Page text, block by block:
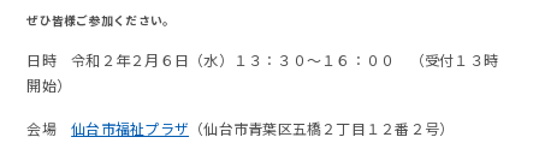
ぜひ皆様ご参加ください。
日時 令和２年２月６日（水）１３：３０～１６：００ （受付１３時
開始）
会場仙台市福祉プラザ （仙台市青葉区五橋２丁目１２番２号）